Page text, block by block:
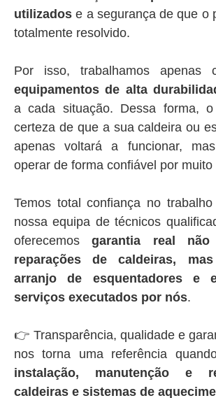
utilizados e a segurança de que o
totalmente resolvido.
Por isso, trabalhamos apenas
equipamentos de alta
a cada situação. Dessa forma,
certeza de que a sua caldeira ou
apenas voltará a funcionar,
operar de forma confiável por muito
Temos total confiança no
nossa equipa de técnicos
oferecemosgarantia real
reparações de caldeiras,
arranjo de esquentadores e
serviços executados por nós.
👉 Transparência, qualidade e
nos torna uma referência
instalação, manutenção e
caldeiras e sistemas de